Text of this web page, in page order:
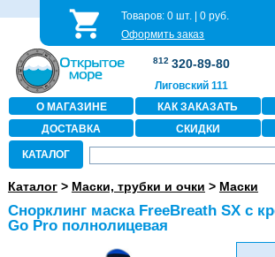
Товаров:0 шт. |0 руб.
Оформить заказ
812 320-89-80
Лиговский 111
О МАГАЗИНЕ
КАК ЗАКАЗАТЬ
ДОСТАВКА
СКИДКИ
КАТАЛОГ
Каталог> Маски, трубки и очки > Маски
Cнорклинг маска FreeBreath SX с
Go Pro полнолицевая